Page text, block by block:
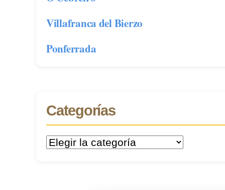
Villafranca del Bierzo
Ponferrada
Categorías
Categorías